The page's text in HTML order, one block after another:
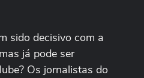
sido decisivo com a
já pode ser
Os jornalistas do